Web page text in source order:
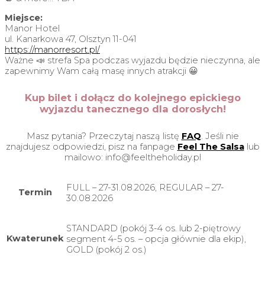
Miejsce:
Manor Hotel
ul. Kanarkowa 47, Olsztyn 11-041
https://manorresort.pl/
Ważne 📣 strefa Spa podczas wyjazdu będzie nieczynna, ale
zapewnimy Wam całą masę innych atrakcji 😀
Kup bilet i dołącz do kolejnego epickiego
wyjazdu tanecznego dla dorosłych!
Masz pytania? Przeczytaj naszą listę FAQ. Jeśli nie
znajdujesz odpowiedzi, pisz na fanpage Feel The Salsalub
mailowo: info@feeltheholiday.pl
Termin
FULL – 27-31.08.2026, REGULAR – 27-
30.08.2026
Kwaterunek
STANDARD (pokój 3-4 os. lub 2-piętrowy
segment 4-5 os. – opcja głównie dla ekip),
GOLD (pokój 2 os.)